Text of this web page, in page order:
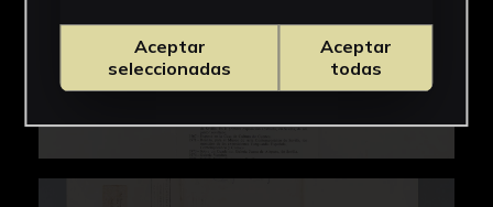
Aceptar
seleccionadas
Aceptar
todas